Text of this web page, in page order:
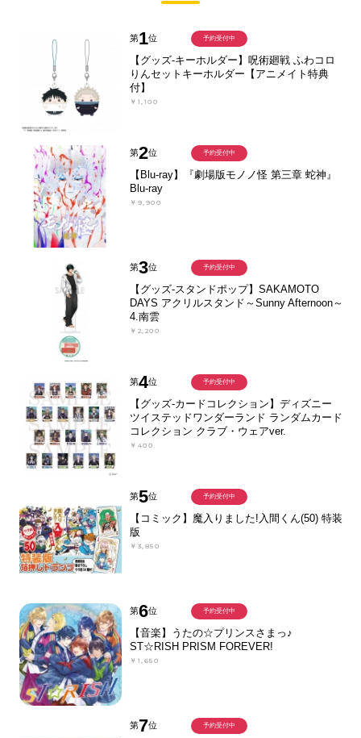
第1位
【グッズ-キーホルダー】呪術廻戦 ふわコロ
りんセットキーホルダー【アニメイト特典
付】
￥1,100
予約受付中
第2位
【Blu-ray】『劇場版モノノ怪 第三章 蛇神』
Blu-ray
￥9,900
予約受付中
第3位
【グッズ-スタンドポップ】SAKAMOTO
DAYS アクリルスタンド～Sunny Afternoon～
4.南雲
￥2,200
予約受付中
第4位
【グッズ-カードコレクション】ディズニー
ツイステッドワンダーランド ランダムカード
コレクション クラブ・ウェアver.
￥400
予約受付中
第5位
【コミック】魔入りました!入間くん(50) 特装
版
￥3,850
予約受付中
第6位
【音楽】うたの☆プリンスさまっ♪
ST☆RISH PRISM FOREVER!
￥1,650
予約受付中
第7位 予約受付中